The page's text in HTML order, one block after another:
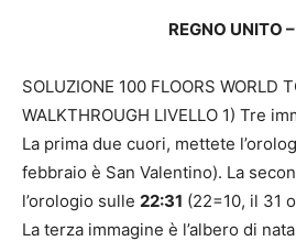
REGNO UNITO
SOLUZIONE 100 FLOORS WORLD
WALKTHROUGH LIVELLO 1) Tre
La prima due cuori, mettete
febbraio è San Valentino). La
l’orologio sulle 22:31 (22=10, il 31
La terza immagine è l’albero di